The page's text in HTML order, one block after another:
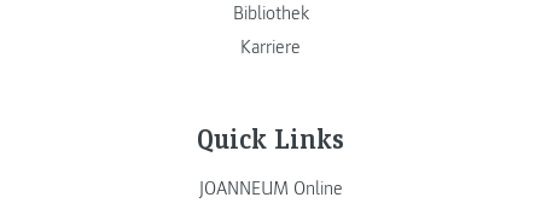
Bibliothek
Karriere
Quick Links
JOANNEUM Online